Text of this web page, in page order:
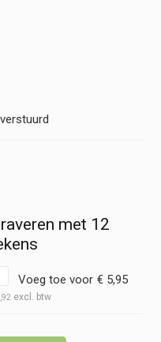
met 12
Voeg toe voor € 5,95